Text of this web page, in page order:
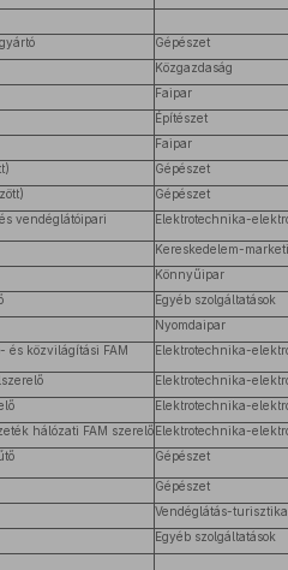
Gépészet
Közgazdaság
Faipar
Építészet
Faipar
Gépészet
Gépészet
vendéglátóipari
Elektrotechnika-
Kereskedelem-
Könnyűipar
Egyéb szolgáltatások
Nyomdaipar
és közvilágítási FAM
Elektrotechnika-
Elektrotechnika-
Elektrotechnika-
hálózati FAM szerelőElektrotechnika-
Gépészet
Gépészet
Vendéglátás-turisztika
Egyéb szolgáltatások